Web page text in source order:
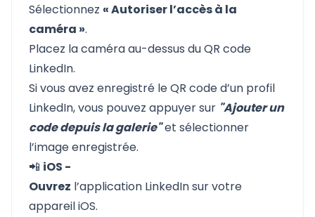
Sélectionnez « Autoriser l’accès à la
caméra ».
Placez la caméra au-dessus du QR code
LinkedIn.
Si vous avez enregistré le QR code d’un profil
LinkedIn, vous pouvez appuyer sur "Ajouter un
code depuis la galerie"et sélectionner
l’image enregistrée.
📲 iOS -
Ouvrez l’application LinkedIn sur votre
appareil iOS.